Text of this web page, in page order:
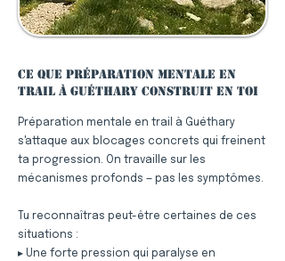
Ce que préparation mentale en
trail à Guéthary construit en toi
Préparation mentale en trail à Guéthary
s'attaque aux blocages concrets qui freinent
ta progression. On travaille sur les
mécanismes profonds — pas les symptômes.
Tu reconnaîtras peut-être certaines de ces
situations :
▸ Une forte pression qui paralyse en